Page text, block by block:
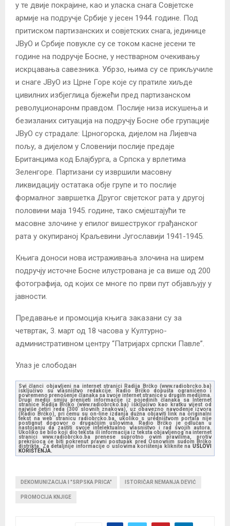
у те двије покрајине, као и уласка снага Совјетске
армије на подручје Србије у јесен 1944. године. Под
притиском партизанских и совјетских снага, јединице
ЈВуО и Србије повукле су се током касне јесени те
године на подручје Босне, у нестварном очекивању
искрцавања савезника. Убрзо, њима су се прикључиле
и снаге ЈВуО из Црне Горе које су пратиле хиљде
цивилних избјеглица бјежећи пред партизанском
револуционаронм правдом. Послије низа искушења и
безизланих ситуација на подручју Босне обе групације
ЈВуО су страдале: Црногорска, дијелом на Лијевча
пољу, а дијелом у Словенији послије предаје
Британцима код Блајбурга, а Српска у врлетима
Зеленгоре. Партизани су извршили масовну
ликвидацију остатака обје групе и то послије
формалног завршетка Другог свјетског рата у другој
половини маја 1945. године, тако смјештајући те
масовне злочине у епилог вишеструког грађанског
рата у окупираној Краљевини Југославији 1941-1945.
Књига доноси нова истраживања злочина на ширем
подручју источне Босне илустрована је са више од 200
фотографија, од којих се многе по први пут објављују у
јавности.
Предавање и промоција књига заказани су за
четвртак, 3. март од 18 часова у Културно-
административном центру “Патријарх српски Павле”.
Улаз је слободан
Svi članci objavljeni na internet stranici Radija Brčko (www.radiobrcko.ba)
isključivo su vlasništvo redakcije. Radio Brčko dopušta ograničeno i
povremeno prenošenje članaka sa svoje internet stranice u drugim medijima.
Drugi mediji smiju prenijeti informacije iz pojedinih članaka sa Internet
stranice Radija Brčko (www.radiobrcko.ba) isključivo kao kratku vijest od
najviše četiri reda (300 slovnih znakova), uz obavezno navođenje izvora
(Radio Brčko), pri čemu su on-line izdanja dužna objaviti link na originalni
tekst na web stranicu radiobrcko.ba, ukoliko s uredništvom portala nije
postignut dogovor o drugačijim uslovima. Radio Brčko je odlučan u
nastojanju da zaštiti svoje intelektualno vlasništvo i rad svojih autora.
Ukoliko se bilo koji dio teksta ili informacija iz teksta objavljenog na internet
stranici www.radiobrcko.ba prenese suprotno ovim pravilima, protiv
prekršioca će biti pokrenut pravni postupak pred Osnovnim sudom Brčko
distrikta. Za detaljnije informacije o uslovima korištenja kliknite na USLOVI
KORIŠTENJA.
DEKOMUNIZACIJA I "SRPSKA PRICA" ISTORIČAR NEMANJA DEVIĆ
PROMOCIJA KNJIGE